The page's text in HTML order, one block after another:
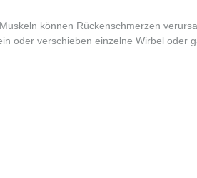
können Rückenschmerzen
oder verschieben einzelne Wirbel oder